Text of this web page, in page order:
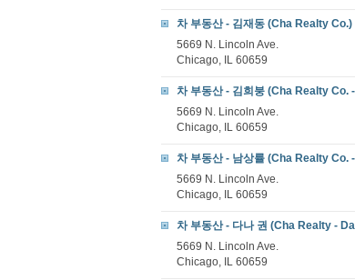
차 부동산 - 김재동 (Cha Realty Co.)
5669 N. Lincoln Ave.
Chicago, IL 60659
차 부동산 - 김희붕 (Cha Realty Co.
5669 N. Lincoln Ave.
Chicago, IL 60659
차 부동산 - 남상률 (Cha Realty Co.
5669 N. Lincoln Ave.
Chicago, IL 60659
차 부동산 - 다나 권 (Cha Realty -
5669 N. Lincoln Ave.
Chicago, IL 60659